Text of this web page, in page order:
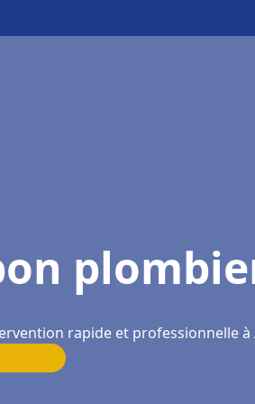
rapide et professionnelle à